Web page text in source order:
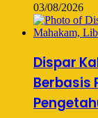
03/08/2026
Dispar
Berbasis